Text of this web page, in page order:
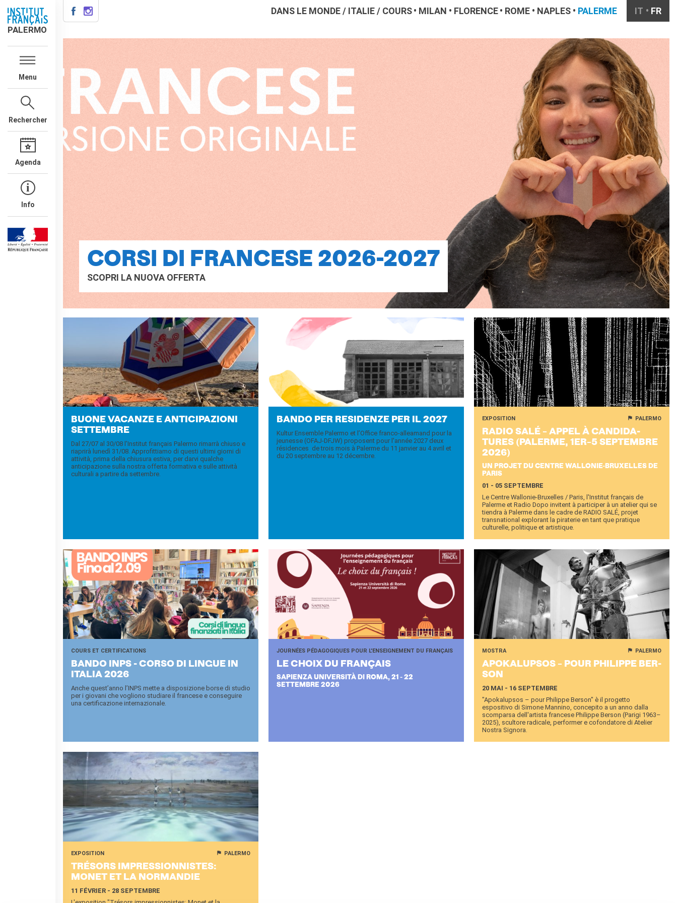
PALERMO
Menu
Rechercher
Agenda
Info
Informations utiles
COURS DE FRANÇAIS
Cours de français général
Cours à la carte
Atelier
MÉDIATHÈQUE
Culturethèque
Activités pour la classe
Atelier
Certifications
Formations pour les
Coopération universitaire
Étudier en France
Soggiorni linguistici in
Francia
KULTUR ENSEMBLE
PALERME
Atelier Panormos - La
Bottega
Appels à candidatures
Résidences 2026
DANS LE MONDE/ ITALIE/ COURS MILAN FLORENCE ROME NAPLES PALERME IT FR
CORSI DI FRANCESE 2026-2027
SCOPRI LA NUOVA OFFERTA
BUONE VA­CANZE E AN­TI­CI­PA­ZIO­NI
SET­TEMBRE
Dal 27/07 al 30/08 l’Institut français Palermo rimarrà chiuso e
riaprirà lunedì 31/08. Approfittiamo di questi ultimi giorni di
attività, prima della chiusura estiva, per darvi qualche
anticipazione sulla nostra offerta formativa e sulle attività
culturali a partire da settembre.
BANDO PER RE­SI­DENZE PER IL 2027
Kultur Ensemble Palermo et l’Office franco-alleamand pour la
jeunesse (OFAJ-DFJW) proposent pour l'année 2027 deux
résidences de trois mois à Palerme du 11 janvier au 4 avril et
du 20 septembre au 12 décembre.
EXPOSITION PALERMO
RADIO SALÉ – APPEL À CAN­DI­DA­
TURES (PA­LERME, 1ER–5 SEP­TEMBRE
2026)
UN PROJET DU CENTRE WALLONIE-BRUXELLES DE
PARIS
01 - 05 SEPTEMBRE
Le Centre Wallonie-Bruxelles / Paris, l'Institut français de
Palerme et Radio Dopo invitent à participer à un atelier qui se
tiendra à Palerme dans le cadre de RADIO SALÉ, projet
transnational explorant la piraterie en tant que pratique
culturelle, politique et artistique.
COURS ET CERTIFICATIONS
BANDO INPS - CORSO DI LINGUE IN
ITA­LIA 2026
Anche quest’anno l’INPS mette a disposizione borse di studio
per i giovani che vogliono studiare il francese e conseguire
una certificazione internazionale.
JOURNÉES PÉDAGOGIQUES POUR L'ENSEIGNEMENT DU FRANÇAIS
LE CHOIX DU FRAN­ÇAIS
SAPIENZA UNIVERSITÀ DI ROMA, 21 - 22
SETTEMBRE 2026
MOSTRA PALERMO
APO­KA­LUP­SOS – POUR PHI­LIPPE BER­
SON
20 MAI - 16 SEPTEMBRE
"Apokalupsos – pour Philippe Berson" è il progetto
espositivo di Simone Mannino, concepito a un anno dalla
scomparsa dell'artista francese Philippe Berson (Parigi 1963–
2025), scultore radicale, performer e cofondatore di Atelier
Nostra Signora.
EXPOSITION PALERMO
TRÉ­SORS IM­PRES­SION­NISTES:
MONET ET LA NOR­MAN­DIE
11 FÉVRIER - 28 SEPTEMBRE